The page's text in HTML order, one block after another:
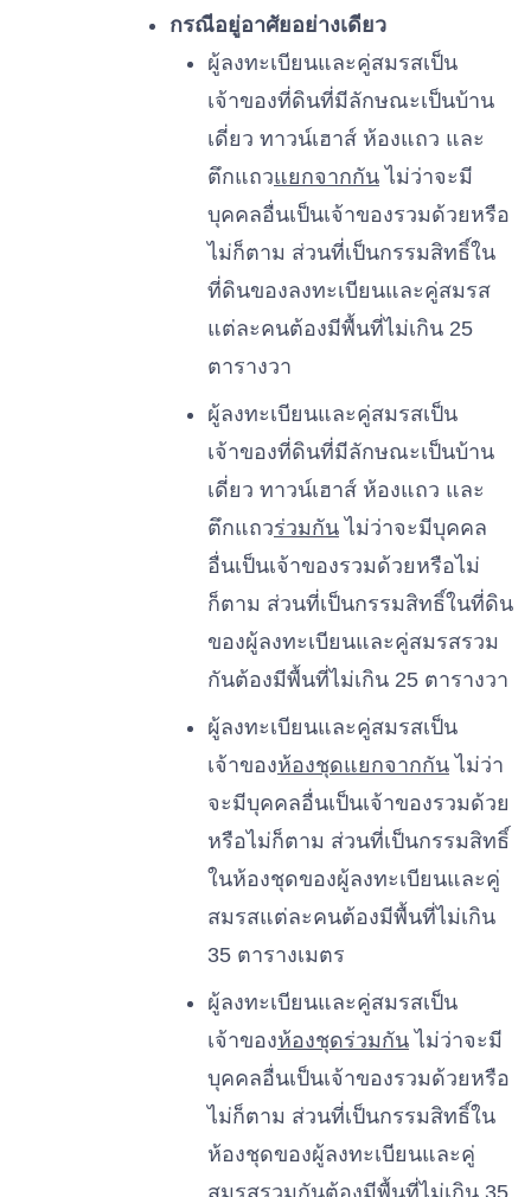
กรณีอยู่อาศัยอย่างเดียว
ผู้ลงทะเบียนและคู่สมรสเป็น
เจ้าของที่ดินที่มีลักษณะเป็นบ้าน
เดี่ยว ทาวน์เฮาส์ ห้องแถว และ
ตึกแถวแยกจากกัน ไม่ว่าจะมี
บุคคลอื่นเป็นเจ้าของรวมด้วยหรือ
ไม่ก็ตาม ส่วนที่เป็นกรรมสิทธิ์ใน
ที่ดินของลงทะเบียนและคู่สมรส
แต่ละคนต้องมีพื้นที่ไม่เกิน 25
ตารางวา
ผู้ลงทะเบียนและคู่สมรสเป็น
เจ้าของที่ดินที่มีลักษณะเป็นบ้าน
เดี่ยว ทาวน์เฮาส์ ห้องแถว และ
ตึกแถวร่วมกัน ไม่ว่าจะมีบุคคล
อื่นเป็นเจ้าของรวมด้วยหรือไม่
ก็ตาม ส่วนที่เป็นกรรมสิทธิ์ในที่ดิน
ของผู้ลงทะเบียนและคู่สมรสรวม
กันต้องมีพื้นที่ไม่เกิน 25 ตารางวา
ผู้ลงทะเบียนและคู่สมรสเป็น
เจ้าของห้องชุดแยกจากกัน ไม่ว่า
จะมีบุคคลอื่นเป็นเจ้าของรวมด้วย
หรือไม่ก็ตาม ส่วนที่เป็นกรรมสิทธิ์
ในห้องชุดของผู้ลงทะเบียนและคู่
สมรสแต่ละคนต้องมีพื้นที่ไม่เกิน
35 ตารางเมตร
ผู้ลงทะเบียนและคู่สมรสเป็น
เจ้าของห้องชุดร่วมกัน ไม่ว่าจะมี
บุคคลอื่นเป็นเจ้าของรวมด้วยหรือ
ไม่ก็ตาม ส่วนที่เป็นกรรมสิทธิ์ใน
ห้องชุดของผู้ลงทะเบียนและคู่
สมรสรวมกันต้องมีพื้นที่ไม่เกิน 35